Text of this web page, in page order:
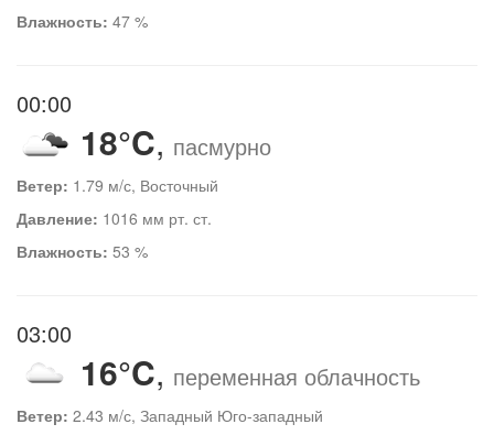
Влажность: 47 %
00:00
18°C, пасмурно
Ветер: 1.79 м/с, Восточный
Давление: 1016 мм рт. ст.
Влажность: 53 %
03:00
16°C, переменная облачность
Ветер: 2.43 м/с, Западный Юго-западный